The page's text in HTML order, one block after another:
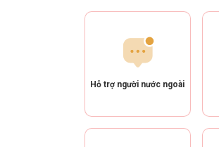
Hỗ trợ người nước ngoài